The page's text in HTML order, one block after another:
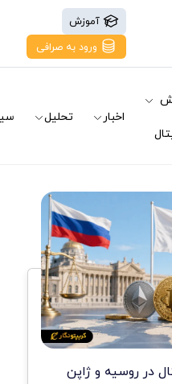
آموزش
ورود به صرافی
اخبار تحلیل
در روسیه و ژاپن